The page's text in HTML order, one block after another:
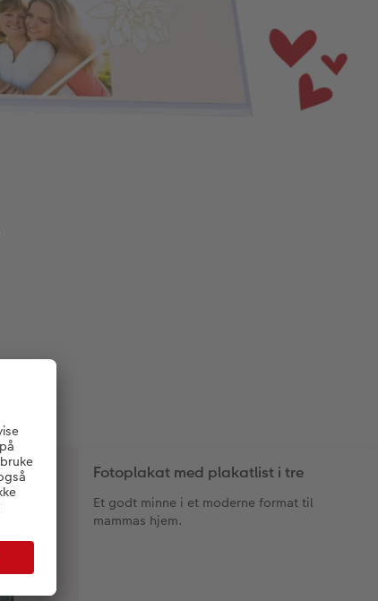
Fotoplakat med plakatlist i tre
Et godt minne i et moderne format til
mammas hjem.